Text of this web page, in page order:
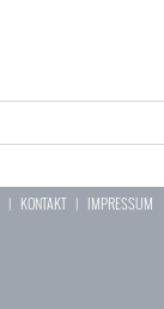
| KONTAKT| IMPRESSUM